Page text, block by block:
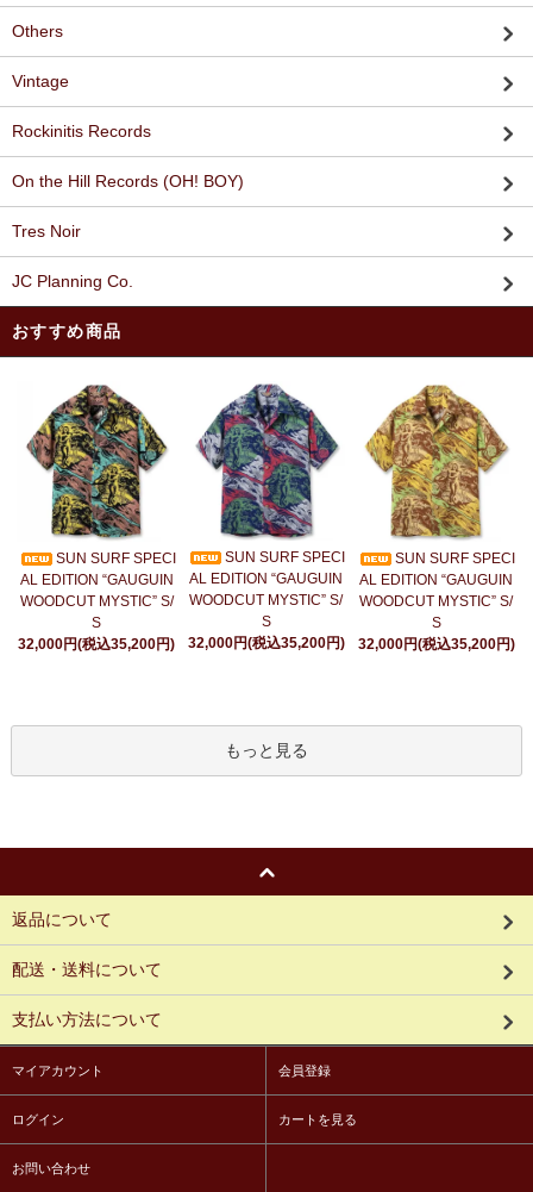
Others
Vintage
Rockinitis Records
On the Hill Records (OH! BOY)
Tres Noir
JC Planning Co.
おすすめ商品
SUN SURF SPECI
AL EDITION “GAUGUIN
WOODCUT MYSTIC” S/
S
32,000円(税込35,200円)
SUN SURF SPECI
AL EDITION “GAUGUIN
WOODCUT MYSTIC” S/
S
32,000円(税込35,200円)
SUN SURF SPECI
AL EDITION “GAUGUIN
WOODCUT MYSTIC” S/
S
32,000円(税込35,200円)
もっと見る
返品について
配送・送料について
支払い方法について
マイアカウント 会員登録
ログイン カートを見る
お問い合わせ